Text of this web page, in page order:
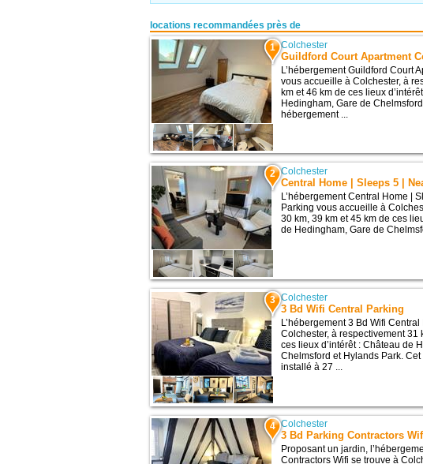
locations recommandées près de
1 Colchester
Guildford Court Apartment
L’hébergement Guildford Court
vous accueille à Colchester, à
km et 46 km de ces lieux
Hedingham, Gare de
hébergement ...
2 Colchester
Central Home | Sleeps 5 |
L’hébergement Central Home |
Parking vous accueille à
30 km, 39 km et 45 km de ces
de Hedingham, Gare de
3 Colchester
3 Bd Wifi Central Parking
L’hébergement 3 Bd Wifi
Colchester, à respectivement 31
ces lieux d’intérêt : Château de
Chelmsford et Hylands Park.
installé à 27 ...
4 Colchester
3 Bd Parking Contractors
Proposant un jardin,
Contractors Wifi se trouve à